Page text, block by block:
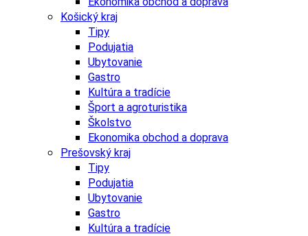
Košický kraj
Tipy
Podujatia
Ubytovanie
Gastro
Kultúra a tradície
Šport a agroturistika
Školstvo
Ekonomika obchod a doprava
Prešovský kraj
Tipy
Podujatia
Ubytovanie
Gastro
Kultúra a tradície